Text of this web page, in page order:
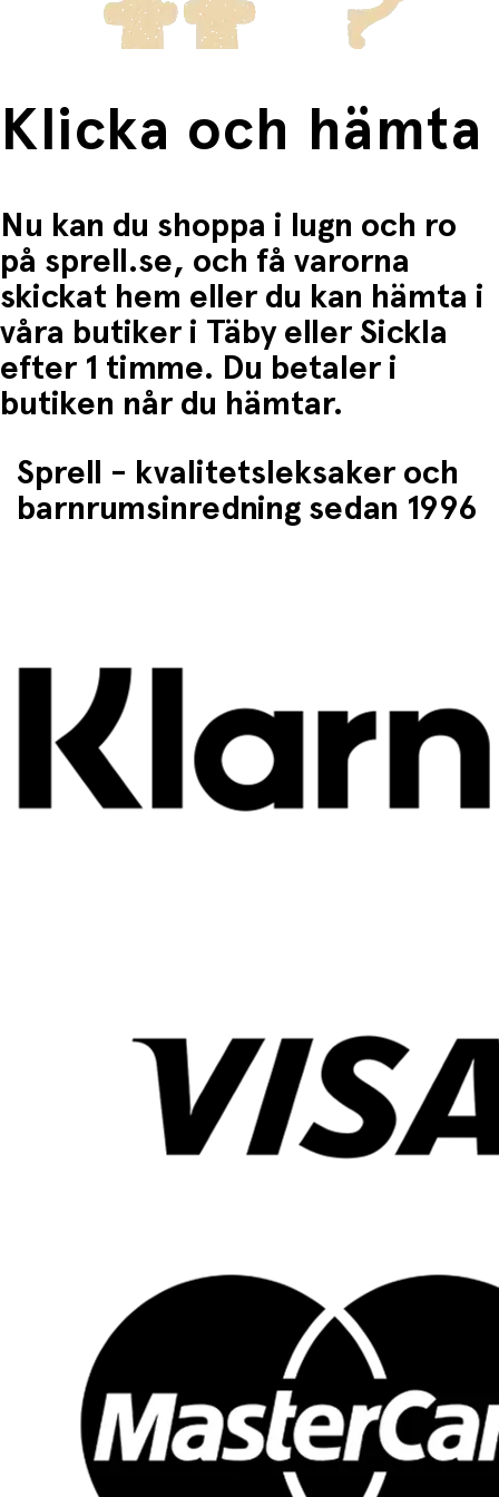
Klicka och hämta
Nu kan du shoppa i lugn och ro
på sprell.se, och få varorna
skickat hem eller du kan hämta i
våra butiker i Täby eller Sickla
efter 1 timme. Du betaler i
butiken når du hämtar.
Sprell - kvalitetsleksaker och
barnrumsinredning sedan 1996